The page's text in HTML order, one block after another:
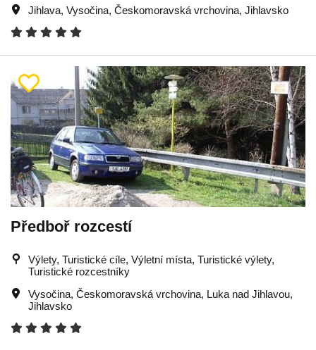
Jihlava, Vysočina, Českomoravská vrchovina, Jihlavsko
Předboř rozcestí
Výlety, Turistické cíle, Výletní místa, Turistické výlety,
Turistické rozcestníky
Vysočina, Českomoravská vrchovina, Luka nad Jihlavou,
Jihlavsko